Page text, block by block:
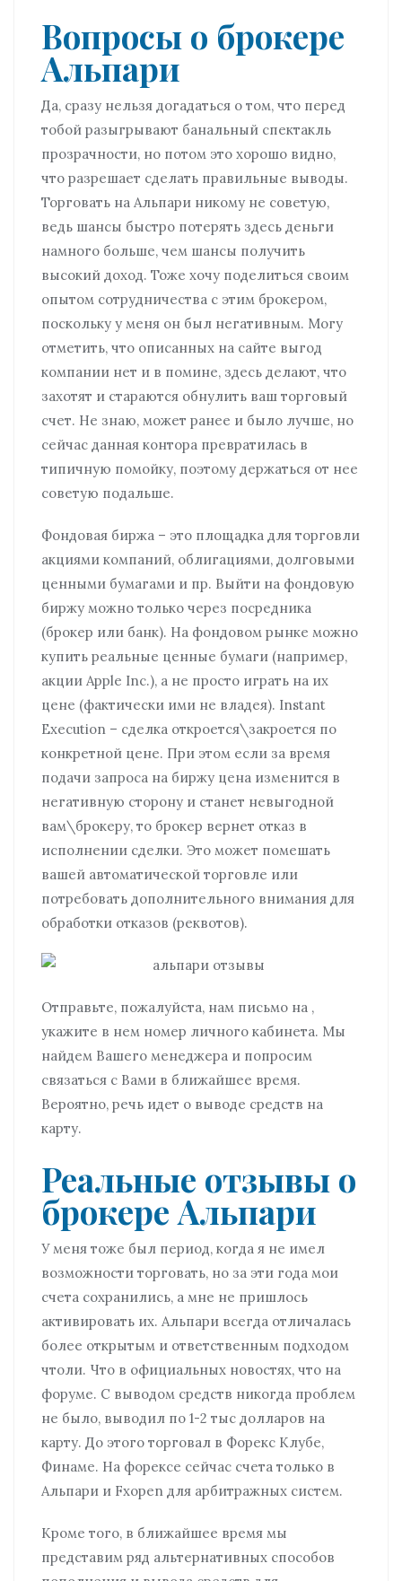
Вопросы о брокере
Альпари
Да, сразу нельзя догадаться о том, что перед
тобой разыгрывают банальный спектакль
прозрачности, но потом это хорошо видно,
что разрешает сделать правильные выводы.
Торговать на Альпари никому не советую,
ведь шансы быстро потерять здесь деньги
намного больше, чем шансы получить
высокий доход. Тоже хочу поделиться своим
опытом сотрудничества с этим брокером,
поскольку у меня он был негативным. Могу
отметить, что описанных на сайте выгод
компании нет и в помине, здесь делают, что
захотят и стараются обнулить ваш торговый
счет. Не знаю, может ранее и было лучше, но
сейчас данная контора превратилась в
типичную помойку, поэтому держаться от нее
советую подальше.
Фондовая биржа – это площадка для торговли
акциями компаний, облигациями, долговыми
ценными бумагами и пр. Выйти на фондовую
биржу можно только через посредника
(брокер или банк). На фондовом рынке можно
купить реальные ценные бумаги (например,
акции Apple Inc.), а не просто играть на их
цене (фактически ими не владея). Instant
Execution – сделка откроется\закроется по
конкретной цене. При этом если за время
подачи запроса на биржу цена изменится в
негативную сторону и станет невыгодной
вам\брокеру, то брокер вернет отказ в
исполнении сделки. Это может помешать
вашей автоматической торговле или
потребовать дополнительного внимания для
обработки отказов (реквотов).
Отправьте, пожалуйста, нам письмо на ,
укажите в нем номер личного кабинета. Мы
найдем Вашего менеджера и попросим
связаться с Вами в ближайшее время.
Вероятно, речь идет о выводе средств на
карту.
Реальные отзывы о
брокере Альпари
У меня тоже был период, когда я не имел
возможности торговать, но за эти года мои
счета сохранились, а мне не пришлось
активировать их. Альпари всегда отличалась
более открытым и ответственным подходом
чтоли. Что в официальных новостях, что на
форуме. С выводом средств никогда проблем
не было, выводил по 1-2 тыс долларов на
карту. До этого торговал в Форекс Клубе,
Финаме. На форексе сейчас счета только в
Альпари и Fxopen для арбитражных систем.
Кроме того, в ближайшее время мы
представим ряд альтернативных способов